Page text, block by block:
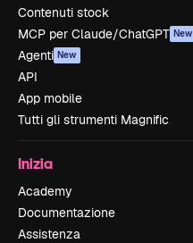
Contenuti stock
MCP per Claude/ChatGPT New
Agenti New
API
App mobile
Tutti gli strumenti Magnific
Inizia
Academy
Documentazione
Assistenza